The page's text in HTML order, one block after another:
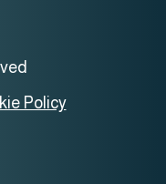
Policy